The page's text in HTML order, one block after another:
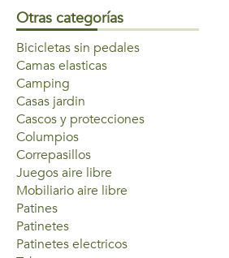
Otras categorías
Bicicletas sin pedales
Camas elasticas
Camping
Casas jardin
Cascos y protecciones
Columpios
Correpasillos
Juegos aire libre
Mobiliario aire libre
Patines
Patinetes
Patinetes electricos